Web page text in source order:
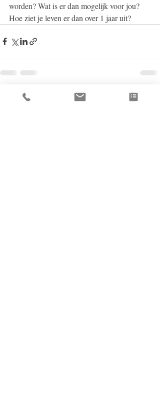
worden? Wat is er dan mogelijk voor jou?
Hoe ziet je leven er dan over 1 jaar uit?
Recent Posts